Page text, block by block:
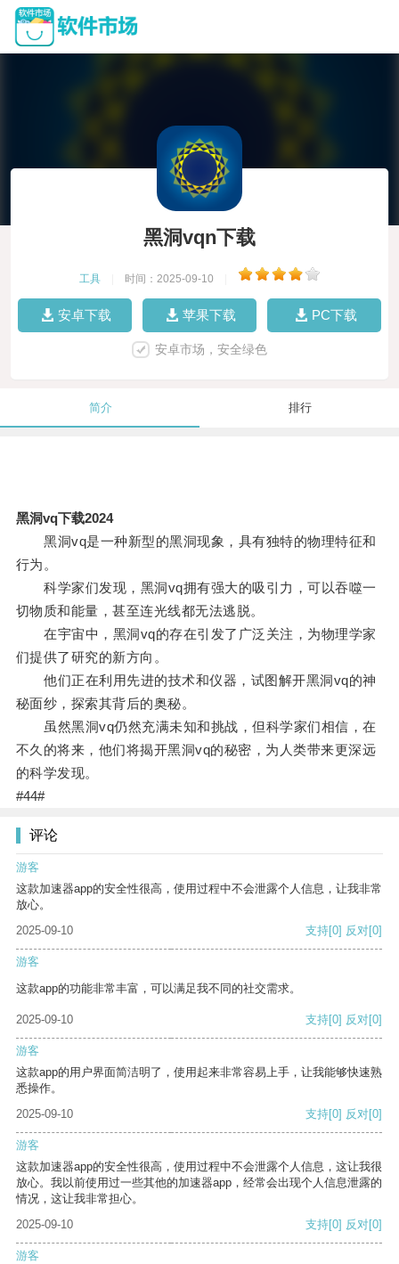
黑洞vqn下载
工具 时间：2025-09-10
安卓下载 苹果下载 PC下载
安卓市场，安全绿色
简介 排行
黑洞vq下载2024
黑洞vq是一种新型的黑洞现象，具有独特的物理特征和
行为。
科学家们发现，黑洞vq拥有强大的吸引力，可以吞噬一
切物质和能量，甚至连光线都无法逃脱。
在宇宙中，黑洞vq的存在引发了广泛关注，为物理学家
们提供了研究的新方向。
他们正在利用先进的技术和仪器，试图解开黑洞vq的神
秘面纱，探索其背后的奥秘。
虽然黑洞vq仍然充满未知和挑战，但科学家们相信，在
不久的将来，他们将揭开黑洞vq的秘密，为人类带来更深远
的科学发现。
#44#
评论
游客
这款加速器app的安全性很高，使用过程中不会泄露个人信息，让我非常
放心。
2025-09-10
支持[0] 反对[0]
游客
这款app的功能非常丰富，可以满足我不同的社交需求。
2025-09-10 支持[0] 反对[0]
游客
这款app的用户界面简洁明了，使用起来非常容易上手，让我能够快速熟
悉操作。
2025-09-10
支持[0] 反对[0]
游客
这款加速器app的安全性很高，使用过程中不会泄露个人信息，这让我很
放心。我以前使用过一些其他的加速器app，经常会出现个人信息泄露的
情况，这让我非常担心。
2025-09-10
支持[0] 反对[0]
游客